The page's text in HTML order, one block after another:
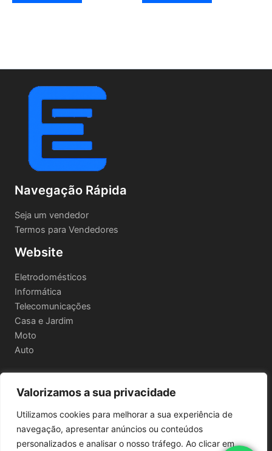
Valorizamos a sua privacidade
Utilizamos cookies para melhorar a sua experiência de
navegação, apresentar anúncios ou conteúdos
personalizados e analisar o nosso tráfego. Ao clicar em
Navegação Rápida
Seja um vendedor
Termos para Vendedores
Website
Eletrodomésticos
Informática
Telecomunicações
Casa e Jardim
Moto
Auto
Informações Legais
Política de privacidade
Termos e Condições